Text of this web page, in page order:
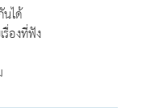
ได้
องที่ฟัง